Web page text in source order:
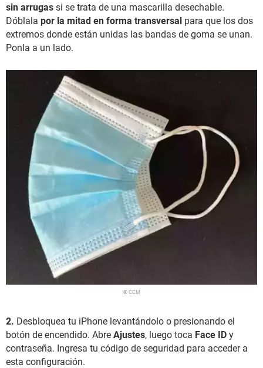
sin arrugas si se trata de una mascarilla desechable.
Dóblala por la mitad en forma transversal para que los dos
extremos donde están unidas las bandas de goma se unan.
Ponla a un lado.
© CCM
2. Desbloquea tu iPhone levantándolo o presionando el
botón de encendido. Abre Ajustes, luego toca Face ID y
contraseña. Ingresa tu código de seguridad para acceder a
esta configuración.